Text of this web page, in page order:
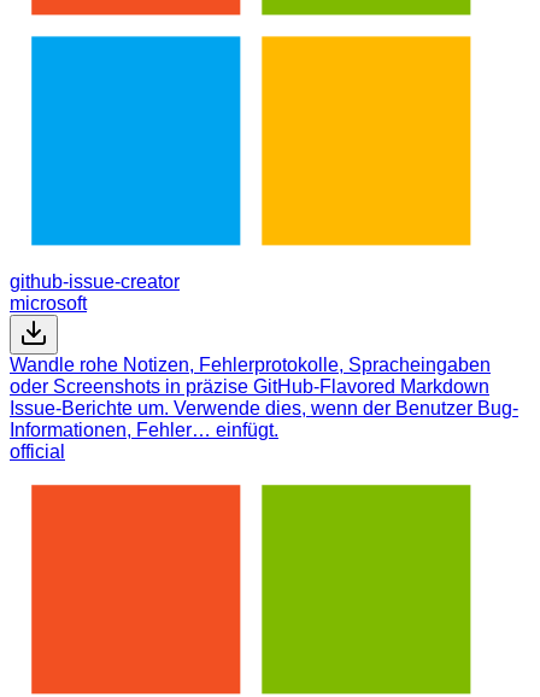
github-issue-creator
microsoft
Wandle rohe Notizen, Fehlerprotokolle, Spracheingaben
oder Screenshots in präzise GitHub-Flavored Markdown
Issue-Berichte um. Verwende dies, wenn der Benutzer Bug-
Informationen, Fehler… einfügt.
official